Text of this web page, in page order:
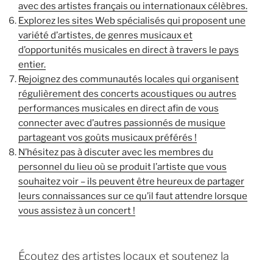
avec des artistes français ou internationaux célèbres.
Explorez les sites Web spécialisés qui proposent une
variété d’artistes, de genres musicaux et
d’opportunités musicales en direct à travers le pays
entier.
Rejoignez des communautés locales qui organisent
régulièrement des concerts acoustiques ou autres
performances musicales en direct afin de vous
connecter avec d’autres passionnés de musique
partageant vos goûts musicaux préférés !
N’hésitez pas à discuter avec les membres du
personnel du lieu où se produit l’artiste que vous
souhaitez voir – ils peuvent être heureux de partager
leurs connaissances sur ce qu’il faut attendre lorsque
vous assistez à un concert !
Écoutez des artistes locaux et soutenez la